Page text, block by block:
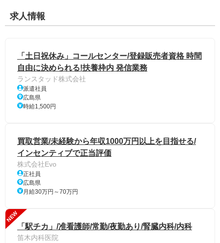
求人情報
「土日祝休み」コールセンター/登録販売者資格 時間
自由に決められる!扶養枠内 発信業務
ランスタッド株式会社
派遣社員
広島県
時給1,500円
買取営業/未経験から年収1000万円以上を目指せる/
インセンティブで正当評価
株式会社Evo
正社員
広島県
月給30万円～70万円
NEW
「駅チカ」/准看護師/常勤/夜勤あり/腎臓内科/内科
笛木内科医院